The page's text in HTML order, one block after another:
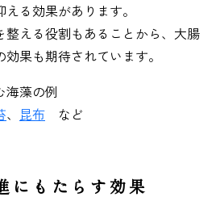
る効果があります。
整える役割もあることから、大腸
果も期待されています。
藻の例
、 昆布 など
にもたらす効果